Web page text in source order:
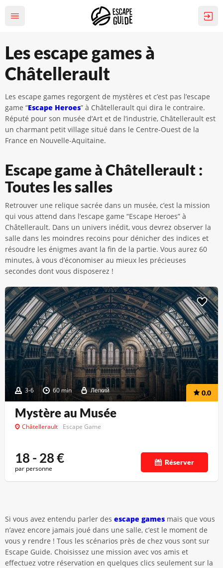
Les escape games à
Châtellerault
Les escape games regorgent de mystères et c’est pas l’escape
game “Escape Heroes” à Châtellerault qui dira le contraire.
Réputé pour son musée d’Art et de l’industrie, Châtellerault est
un charmant petit village situé dans le Centre-Ouest de la
France en Nouvelle-Aquitaine.
Escape game à Châtellerault :
Toutes les salles
Retrouver une relique sacrée dans un musée, c’est la mission
qui vous attend dans l’escape game “Escape Heroes” à
Châtellerault. Dans un univers inédit, vous devrez observer la
salle dans les moindres recoins pour dénicher des indices et
résoudre les énigmes avant la fin de la partie. Vous aurez 60
minutes, à vous d’économiser au mieux les précieuses
secondes dont vous disposerez !
3-6 60 min Легкий 0.0
Mystère au Musée
Châtellerault Escape Game
18 - 28€
par personne
Réserver
Si vous avez entendu parler des escape games mais que vous
n’avez encore jamais joué dans une salle, c’est le moment de
vous y rendre ! Tous les scénarios près de chez vous sont sur
Escape Guide. Choisissez une mission avec vos amis et
effectuez votre réservation en quelques clics seulement sur la